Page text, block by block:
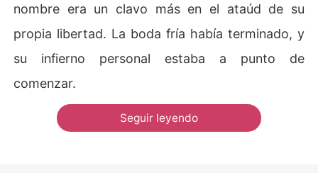
nombre era un clavo más en el ataúd de su
propia libertad. La boda fría había terminado, y
su infierno personal estaba a punto de
comenzar.
Seguir leyendo